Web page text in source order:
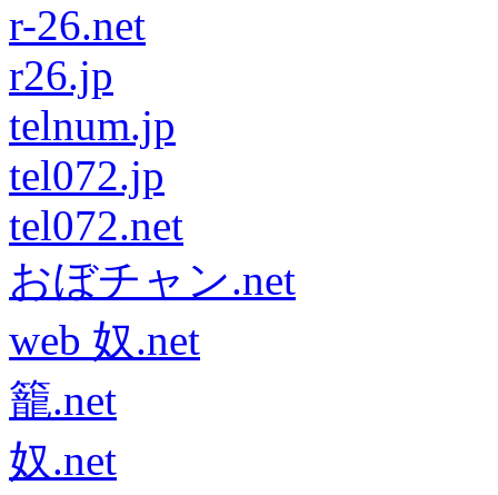
r-26.net
r26.jp
telnum.jp
tel072.jp
tel072.net
おぼチャン.net
web 奴.net
籠.net
奴.net